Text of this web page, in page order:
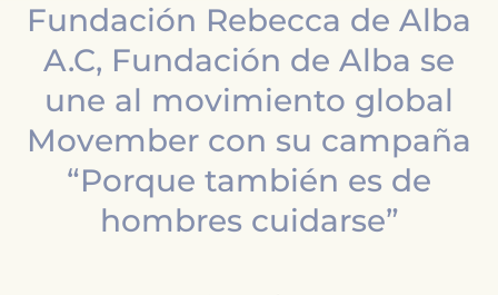
Fundación Rebecca de Alba
A.C, Fundación de Alba se
une al movimiento global
Movember con su campaña
“Porque también es de
hombres cuidarse”